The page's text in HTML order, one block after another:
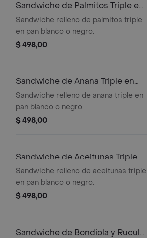
Sandwiche de Palmitos Triple en
Pan Blan
Sandwiche relleno de palmitos triple
en pan blanco o negro.
$ 498,00
Sandwiche de Anana Triple en
Pan Blanco
Sandwiche relleno de anana triple en
pan blanco o negro.
$ 498,00
Sandwiche de Aceitunas Triple
en Pan Bla
Sandwiche relleno de aceitunas triple
en pan blanco o negro.
$ 498,00
Sandwiche de Bondiola y Rucula